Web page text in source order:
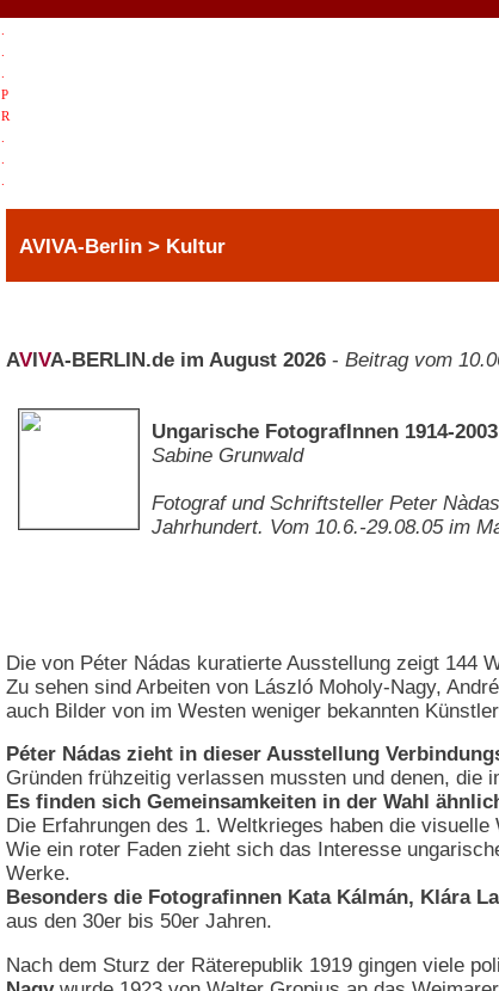
P
R
AVIVA-Berlin > Kultur
AV VA-BERLIN.de im August 2026 - Beitrag vom
Ungarische FotografInnen 1914-
Sabine Grunwald
Fotograf und Schriftsteller Peter
Jahrhundert. Vom 10.6.-29.08.05 im
Die von Péter Nádas kuratierte Ausstellung zeigt 144
Zu sehen sind Arbeiten von László Moholy-Nagy,
auch Bilder von im Westen weniger bekannten
Péter Nádas zieht in dieser Ausstellung
Gründen frühzeitig verlassen mussten und denen, die
Es finden sich Gemeinsamkeiten in der Wahl
Die Erfahrungen des 1. Weltkrieges haben die
Wie ein roter Faden zieht sich das Interesse
Werke.
Besonders die Fotografinnen Kata Kálmán, Klára
aus den 30er bis 50er Jahren.
Nach dem Sturz der Räterepublik 1919 gingen viele